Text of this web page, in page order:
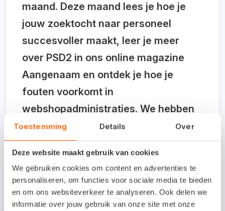
Toestemming Details Over
Deze website maakt gebruik van cookies
We gebruiken cookies om content en advertenties te
personaliseren, om functies voor sociale media te bieden
en om ons websiteverkeer te analyseren. Ook delen we
informatie over jouw gebruik van onze site met onze
maand. Deze maand lees je hoe je
jouw zoektocht naar personeel
succesvoller maakt, leer je meer
over PSD2 in ons online magazine
Aangenaam en ontdek je hoe je
fouten voorkomt in
webshopadministraties. We hebben
ook weer nieuwe trainingen
toegevoegd aan de agenda!Klik hier
voor de nieuwsbrief